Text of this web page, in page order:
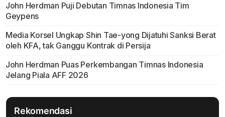
John Herdman Puji Debutan Timnas Indonesia Tim
Geypens
Media Korsel Ungkap Shin Tae-yong Dijatuhi Sanksi Berat
oleh KFA, tak Ganggu Kontrak di Persija
John Herdman Puas Perkembangan Timnas Indonesia
Jelang Piala AFF 2026
Rekomendasi